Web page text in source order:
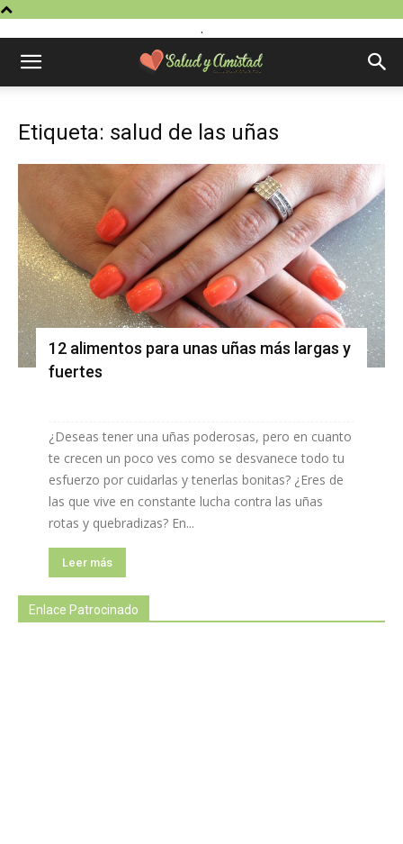
.
Etiqueta: salud de las uñas
12 alimentos para unas uñas más largas y
fuertes
¿Deseas tener una uñas poderosas, pero en cuanto
te crecen un poco ves como se desvanece todo tu
esfuerzo por cuidarlas y tenerlas bonitas? ¿Eres de
las que vive en constante lucha contra las uñas
rotas y quebradizas? En...
Leer más
Enlace Patrocinado